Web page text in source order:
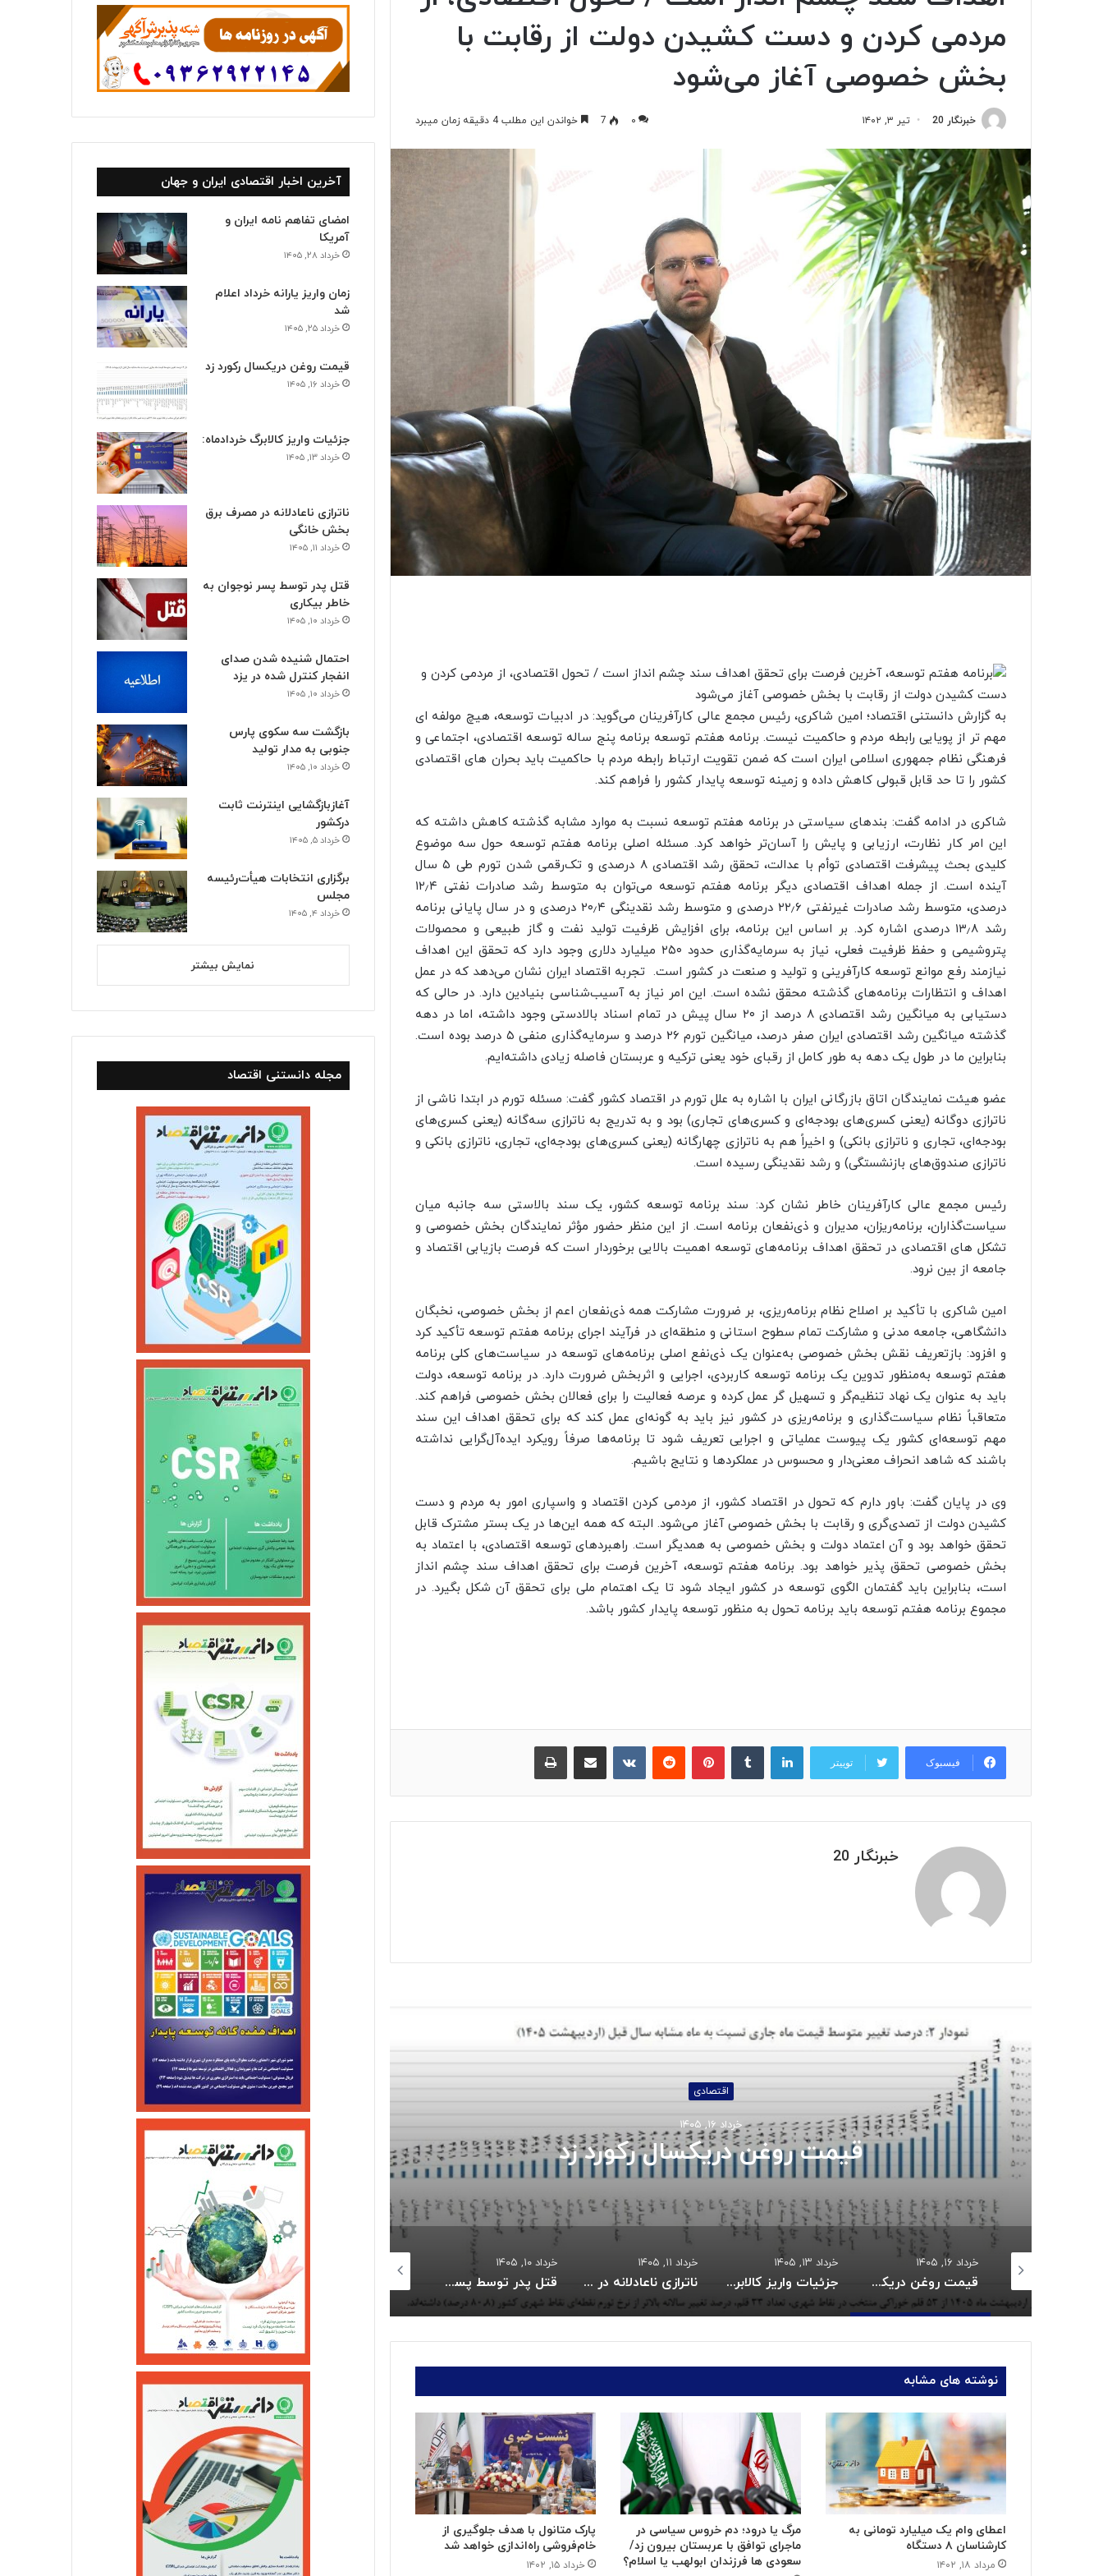
مردمی کردن و دست کشیدن دولت از رقابت با
بخش خصوصی آغاز می‌شود
خبرنگار 20 تیر ۳, ۱۴۰۲ ۰ 7 خواندن این مطلب 4 دقیقه زمان میبرد
به گزارش دانستنی اقتصاد؛ امین شاکری، رئیس مجمع عالی کارآفرینان می‌گوید: در ادبیات توسعه، هیچ مولفه ای
مهم تر از پویایی رابطه مردم و حاکمیت نیست. برنامه هفتم توسعه برنامه پنج ساله توسعه اقتصادی، اجتماعی و
فرهنگی نظام جمهوری اسلامی ایران است که ضمن تقویت ارتباط رابطه مردم با حاکمیت باید بحران های اقتصادی
کشور را تا حد قابل قبولی کاهش داده و زمینه توسعه پایدار کشور را فراهم کند.
شاکری در ادامه گفت: بندهای سیاستی در برنامه هفتم توسعه نسبت به موارد مشابه گذشته کاهش داشته که
این امر کار نظارت، ارزیابی و پایش را آسان‌تر خواهد کرد. مسئله اصلی برنامه هفتم توسعه حول سه موضوع
کلیدی بحث پیشرفت اقتصادی توأم با عدالت، تحقق رشد اقتصادی ۸ درصدی و تک‌رقمی شدن تورم طی ۵ سال
آینده است. از جمله اهداف اقتصادی دیگر برنامه هفتم توسعه می‌توان به متوسط رشد صادرات نفتی ۱۲٫۴
درصدی، متوسط رشد صادرات غیرنفتی ۲۲٫۶ درصدی و متوسط رشد نقدینگی ۲۰٫۴ درصدی و در سال پایانی برنامه
رشد ۱۳٫۸ درصدی اشاره کرد. بر اساس این برنامه، برای افزایش ظرفیت تولید نفت و گاز طبیعی و محصولات
پتروشیمی و حفظ ظرفیت فعلی، نیاز به سرمایه‌گذاری حدود ۲۵۰ میلیارد دلاری وجود دارد که تحقق این اهداف
نیازمند رفع موانع توسعه کارآفرینی و تولید و صنعت در کشور است. تجربه اقتصاد ایران نشان می‌دهد که در عمل
اهداف و انتظارات برنامه‌های گذشته محقق نشده است. این امر نیاز به آسیب‌شناسی بنیادین دارد. در حالی که
دستیابی به میانگین رشد اقتصادی ۸ درصد از ۲۰ سال پیش در تمام اسناد بالادستی وجود داشته، اما در دهه
گذشته میانگین رشد اقتصادی ایران صفر درصد، میانگین تورم ۲۶ درصد و سرمایه‌گذاری منفی ۵ درصد بوده است.
بنابراین ما در طول یک دهه به طور کامل از رقبای خود یعنی ترکیه و عربستان فاصله زیادی داشته‌ایم.
عضو هیئت نمایندگان اتاق بازرگانی ایران با اشاره به علل تورم در اقتصاد کشور گفت: مسئله تورم در ابتدا ناشی از
ناترازی دوگانه (یعنی کسری‌های بودجه‌ای و کسری‌های تجاری) بود و به تدریج به ناترازی سه‌گانه (یعنی کسری‌های
بودجه‌ای، تجاری و ناترازی بانکی) و اخیراً هم به ناترازی چهارگانه (یعنی کسری‌های بودجه‌ای، تجاری، ناترازی بانکی و
ناترازی صندوق‌های بازنشستگی) و رشد نقدینگی رسیده است.
رئیس مجمع عالی کارآفرینان خاطر نشان کرد: سند برنامه توسعه کشور، یک سند بالاستی سه جانبه میان
سیاست‌گذاران، برنامه‌ریزان، مدیران و ذی‌نفعان برنامه است. از این منظر حضور مؤثر نمایندگان بخش خصوصی و
تشکل های اقتصادی در تحقق اهداف برنامه‌های توسعه اهمیت بالایی برخوردار است که فرصت بازیابی اقتصاد و
جامعه از بین نرود.
امین شاکری با تأکید بر اصلاح نظام برنامه‌ریزی، بر ضرورت مشارکت همه ذی‌نفعان اعم از بخش خصوصی، نخبگان
دانشگاهی، جامعه مدنی و مشارکت تمام سطوح استانی و منطقه‌ای در فرآیند اجرای برنامه هفتم توسعه تأکید کرد
و افزود: بازتعریف نقش بخش خصوصی به‌عنوان یک ذی‌نفع اصلی برنامه‌های توسعه در سیاست‌های کلی برنامه
هفتم توسعه به‌منظور تدوین یک برنامه توسعه کاربردی، اجرایی و اثربخش ضرورت دارد. در برنامه توسعه، دولت
باید به عنوان یک نهاد تنظیم‌گر و تسهیل گر عمل کرده و عرصه فعالیت را برای فعالان بخش خصوصی فراهم کند.
متعاقباً نظام سیاست‌گذاری و برنامه‌ریزی در کشور نیز باید به گونه‌ای عمل کند که برای تحقق اهداف این سند
مهم توسعه‌ای کشور یک پیوست عملیاتی و اجرایی تعریف شود تا برنامه‌ها صرفاً رویکرد ایده‌آل‌گرایی نداشته
باشند که شاهد انحراف معنی‌دار و محسوس در عملکردها و نتایج باشیم.
وی در پایان گفت: باور دارم که تحول در اقتصاد کشور، از مردمی کردن اقتصاد و واسپاری امور به مردم و دست
کشیدن دولت از تصدی‌گری و رقابت با بخش خصوصی آغاز می‌شود. البته که همه این‌ها در یک بستر مشترک قابل
تحقق خواهد بود و آن اعتماد دولت و بخش خصوصی به همدیگر است. راهبردهای توسعه اقتصادی، با اعتماد به
بخش خصوصی تحقق پذیر خواهد بود. برنامه هفتم توسعه، آخرین فرصت برای تحقق اهداف سند چشم انداز
است، بنابراین باید گفتمان الگوی توسعه در کشور ایجاد شود تا یک اهتمام ملی برای تحقق آن شکل بگیرد. در
مجموع برنامه هفتم توسعه باید برنامه تحول به منظور توسعه پایدار کشور باشد.
فیسبوک توییتر
لینکدین پینترست ‫رددیت
خبرنگار 20
بعدی را بخوانید
اقتصادی
خرداد ۱۶, ۱۴۰۵
قیمت روغن دریکسال رکورد زد جزئیات واریز کالابرگ
خرداد ۱۶, ۱۴۰۵
قیمت روغن دریکسال رکورد زد
خرداد ۱۳, ۱۴۰۵
جزئیات واریز کالابرگ خردادماه:
خرداد ۱۱, ۱۴۰۵
ناترازی ناعادلانه در مصرف برق بخش خانگی
خرداد ۱۰, ۱۴۰۵
قتل پدر توسط پسر نوجوان به خاطر بیکاری
خرداد ۱۰, ۱۴۰۵ خرداد ۱۰, ۱۴۰۵
بازگشت سه سکوی پارس جنوبی به مدار تولید
نوشته های مشابه
اعطای وام یک میلیارد تومانی به
کارشناسان ۸ دستگاه
مرداد ۱۸, ۱۴۰۲
مرگ یا درود؛ دم خروس سیاسی در
ماجرای توافق با عربستان بیرون زد/
سعودی ها فرزندان ابولهب یا اسلام؟
پارک متانول با هدف جلوگیری از
خام‌فروشی راه‌اندازی خواهد شد
خرداد ۱۵, ۱۴۰۲
آخرین اخبار اقتصادی ایران و جهان
امضای تفاهم نامه ایران و
آمریکا
خرداد ۲۸, ۱۴۰۵
زمان واریز یارانه خرداد اعلام
شد
خرداد ۲۵, ۱۴۰۵
قیمت روغن دریکسال رکورد زد
خرداد ۱۶, ۱۴۰۵
جزئیات واریز کالابرگ خردادماه:
خرداد ۱۳, ۱۴۰۵
ناترازی ناعادلانه در مصرف برق
بخش خانگی
خرداد ۱۱, ۱۴۰۵
قتل پدر توسط پسر نوجوان به
خاطر بیکاری
خرداد ۱۰, ۱۴۰۵
احتمال شنیده شدن صدای
انفجار کنترل شده در یزد
خرداد ۱۰, ۱۴۰۵
بازگشت سه سکوی پارس
جنوبی به مدار تولید
خرداد ۱۰, ۱۴۰۵
آغازبازگشایی اینترنت ثابت
درکشور
خرداد ۵, ۱۴۰۵
برگزاری انتخابات هیأت‌رئیسه
مجلس
خرداد ۴, ۱۴۰۵
نمایش بیشتر
مجله دانستنی اقتصاد